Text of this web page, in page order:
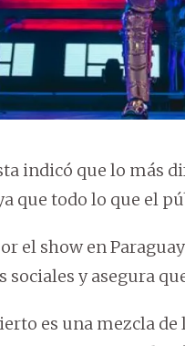
indicó que lo más
que todo lo que el
el show en
sociales y asegura
es una mezcla de